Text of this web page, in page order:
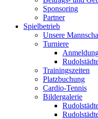
Sponsoring
Partner
Spielbetrieb
Unsere
Turniere
Trainingszeiten
Platzbuchung
Cardio-Tennis
Bildergalerie